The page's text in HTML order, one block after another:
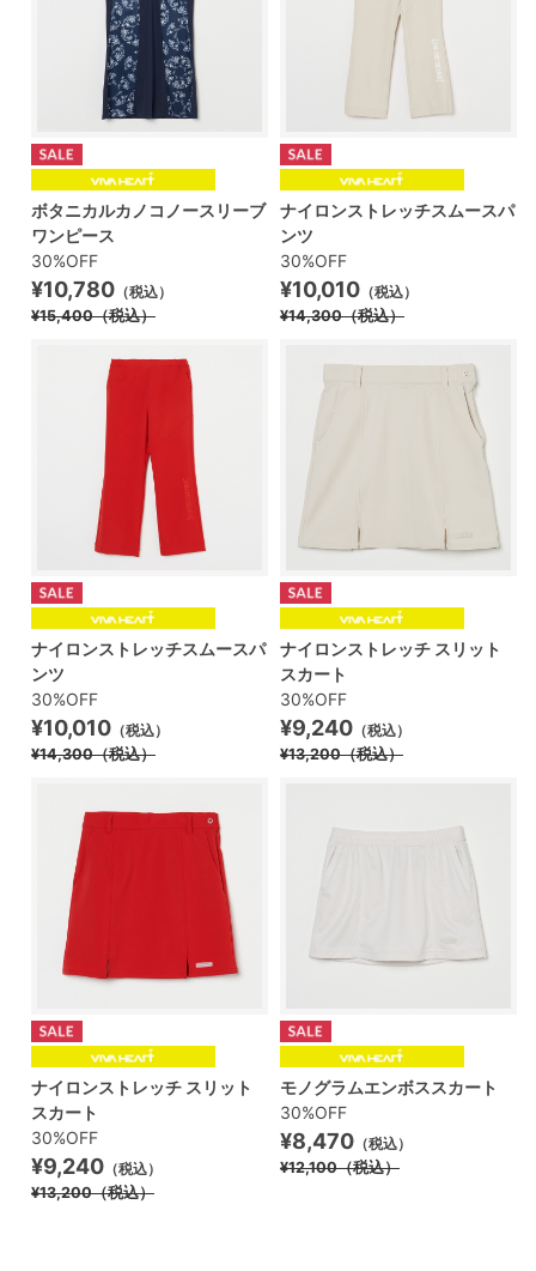
ボタニカルカノコノースリーブ
ワンピース
30%OFF
¥10,780 （税込）
¥15,400（税込）
ナイロンストレッチスムースパ
ンツ
30%OFF
¥10,010 （税込）
¥14,300（税込）
ナイロンストレッチスムースパ
ンツ
30%OFF
¥10,010 （税込）
¥14,300（税込）
ナイロンストレッチ スリット
スカート
30%OFF
¥9,240 （税込）
¥13,200（税込）
ナイロンストレッチ スリット
スカート
30%OFF
¥9,240 （税込）
¥13,200（税込）
モノグラムエンボススカート
30%OFF
¥8,470 （税込）
¥12,100（税込）